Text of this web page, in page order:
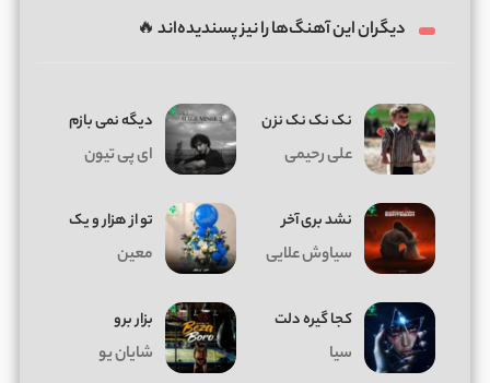
دیگران این آهنگ‌ها را نیز پسندیده‌اند 🔥
نک نک نک نزن
علی رحیمی
دیگه نمی بازم
ای پی تیون
نشد بری آخر
سیاوش علایی
تو از هزار و یک
معین
کجا گیره دلت
سیا
بزار برو
شایان یو